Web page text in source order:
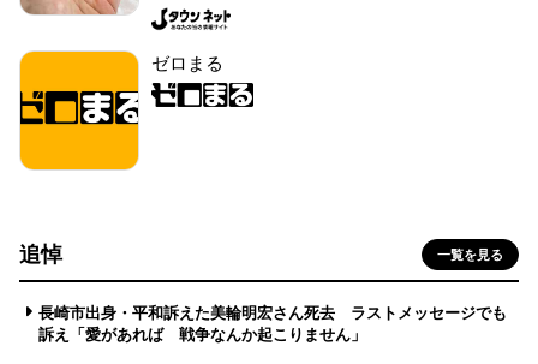
ゼロまる
追悼 一覧を見る
長崎市出身・平和訴えた美輪明宏さん死去 ラストメッセージでも
訴え「愛があれば 戦争なんか起こりません」